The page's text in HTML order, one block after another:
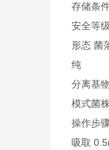
存储条
安全等
形态 菌
纯
分离基
模式菌
操作步
吸取